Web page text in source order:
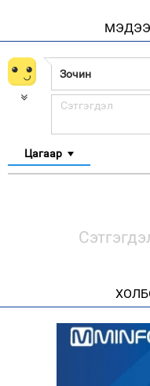
Цагаар